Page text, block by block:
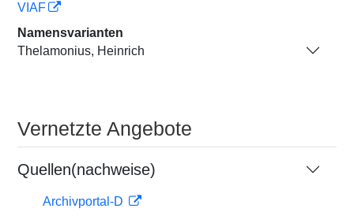
VIAF
Namensvarianten
Thelamonius, Heinrich
Vernetzte Angebote
Quellen(nachweise)
Archivportal-D